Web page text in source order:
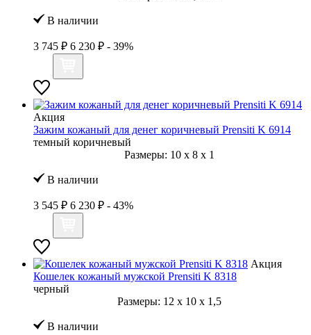
В наличии
3 745 ₽ 6 230 ₽ - 39%
Акция
Зажим кожаный для денег коричневый Prensiti K 6914
темный коричневый
Размеры: 10 x 8 x 1
В наличии
3 545 ₽ 6 230 ₽ - 43%
Акция
Кошелек кожаный мужской Prensiti K 8318
черный
Размеры: 12 x 10 x 1,5
В наличии